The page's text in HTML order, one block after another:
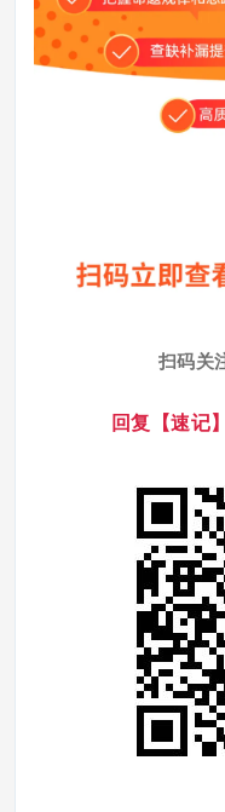
扫码关
回复【速记